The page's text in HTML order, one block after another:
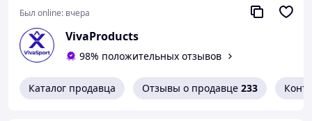
Был online: вчера
VivaProducts
98% положительных отзывов
Каталог продавца Отзывы о продавце 233